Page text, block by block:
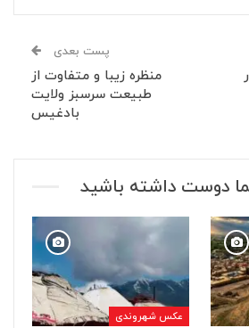
پست بعدی
منظره زیبا و متفاوت از
طبیعت سرسبز ولایت
بادغیس
دوست داشته باشید
عکس شهروندی